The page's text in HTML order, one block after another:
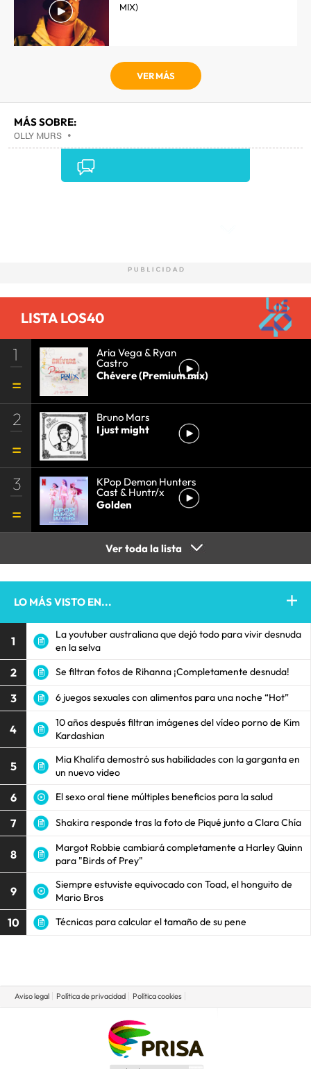
MIX)
VER MÁS
MÁS SOBRE:
OLLY MURS •
LISTA LOS40
1 Aria Vega & Ryan
Castro
Chévere (Premium mix)
2
Bruno Mars
I just might
3 KPop Demon Hunters
Cast & Huntr/x
Golden
Ver toda la lista
LO MÁS VISTO EN...
1
La youtuber australiana que dejó todo para vivir desnuda
en la selva
2 Se filtran fotos de Rihanna ¡Completamente desnuda!
3 6 juegos sexuales con alimentos para una noche “Hot”
4
10 años después filtran imágenes del vídeo porno de Kim
Kardashian
5
Mia Khalifa demostró sus habilidades con la garganta en
un nuevo video
6 El sexo oral tiene múltiples beneficios para la salud
7 Shakira responde tras la foto de Piqué junto a Clara Chía
8
Margot Robbie cambiará completamente a Harley Quinn
para "Birds of Prey"
9
Siempre estuviste equivocado con Toad, el honguito de
Mario Bros
10 Técnicas para calcular el tamaño de su pene
Aviso legal Política de privacidad Política cookies